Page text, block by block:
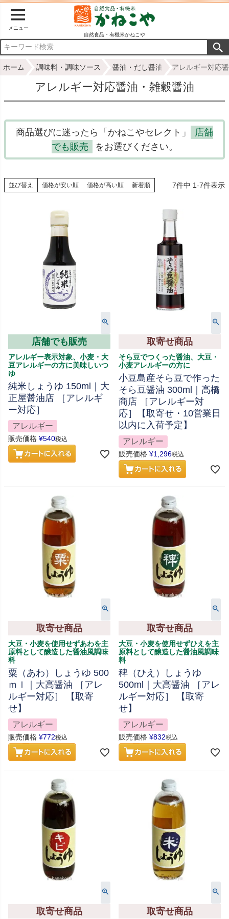
メニュー
自然食品・有機米かねこや
ホーム 調味料・調味ソース 醤油・だし醤油 アレルギー対応
アレルギー対応醤油・雑穀醤油
商品選びに迷ったら「かねこやセレクト」
店舗
でも販売
をお選びください。
並び替え 価格が安い順 価格が高い順 新着順 7件中 1-7件表示
店舗でも販売
アレルギー表示対象、小麦・大
豆アレルギーの方に美味しいつ
ゆ
純米しょうゆ 150ml｜大
正屋醤油店 ［アレルギ
ー対応］
アレルギー
販売価格 ¥540税込
取寄せ商品
そら豆でつくった醤油、大豆・
小麦アレルギーの方に
小豆島産そら豆で作った
そら豆醤油 300ml｜高橋
商店 ［アレルギー対
応］【取寄せ・10営業日
以内に入荷予定】
アレルギー
販売価格 ¥1,296税込
取寄せ商品
大豆・小麦を使用せずあわを主
原料として醸造した醤油風調味
料
粟（あわ）しょうゆ 500
ｍｌ｜大高醤油 ［アレ
ルギー対応］ 【取寄
せ】
アレルギー
販売価格 ¥772税込
取寄せ商品
大豆・小麦を使用せずひえを主
原料として醸造した醤油風調味
料
稗（ひえ）しょうゆ
500ml｜大高醤油 ［アレ
ルギー対応］ 【取寄
せ】
アレルギー
販売価格 ¥832税込
取寄せ商品 取寄せ商品